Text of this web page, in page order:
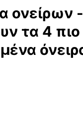
ονείρων -
τα 4 πιο